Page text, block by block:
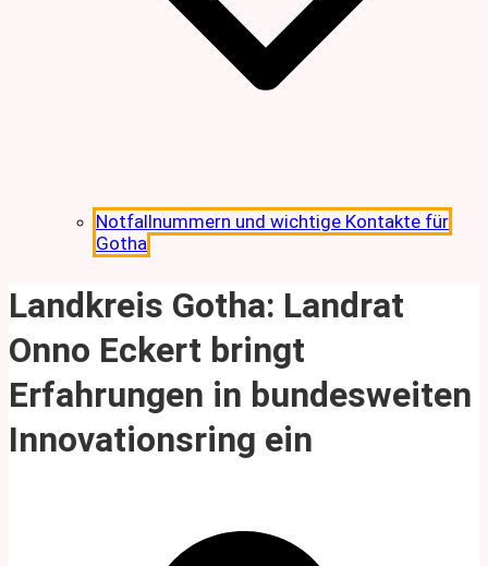
Notfallnummern und wichtige Kontakte für
Gotha
Landkreis Gotha: Landrat
Onno Eckert bringt
Erfahrungen in bundesweiten
Innovationsring ein